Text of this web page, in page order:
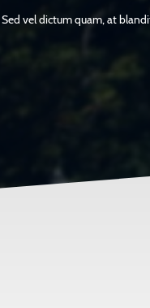
vel dictum quam, at